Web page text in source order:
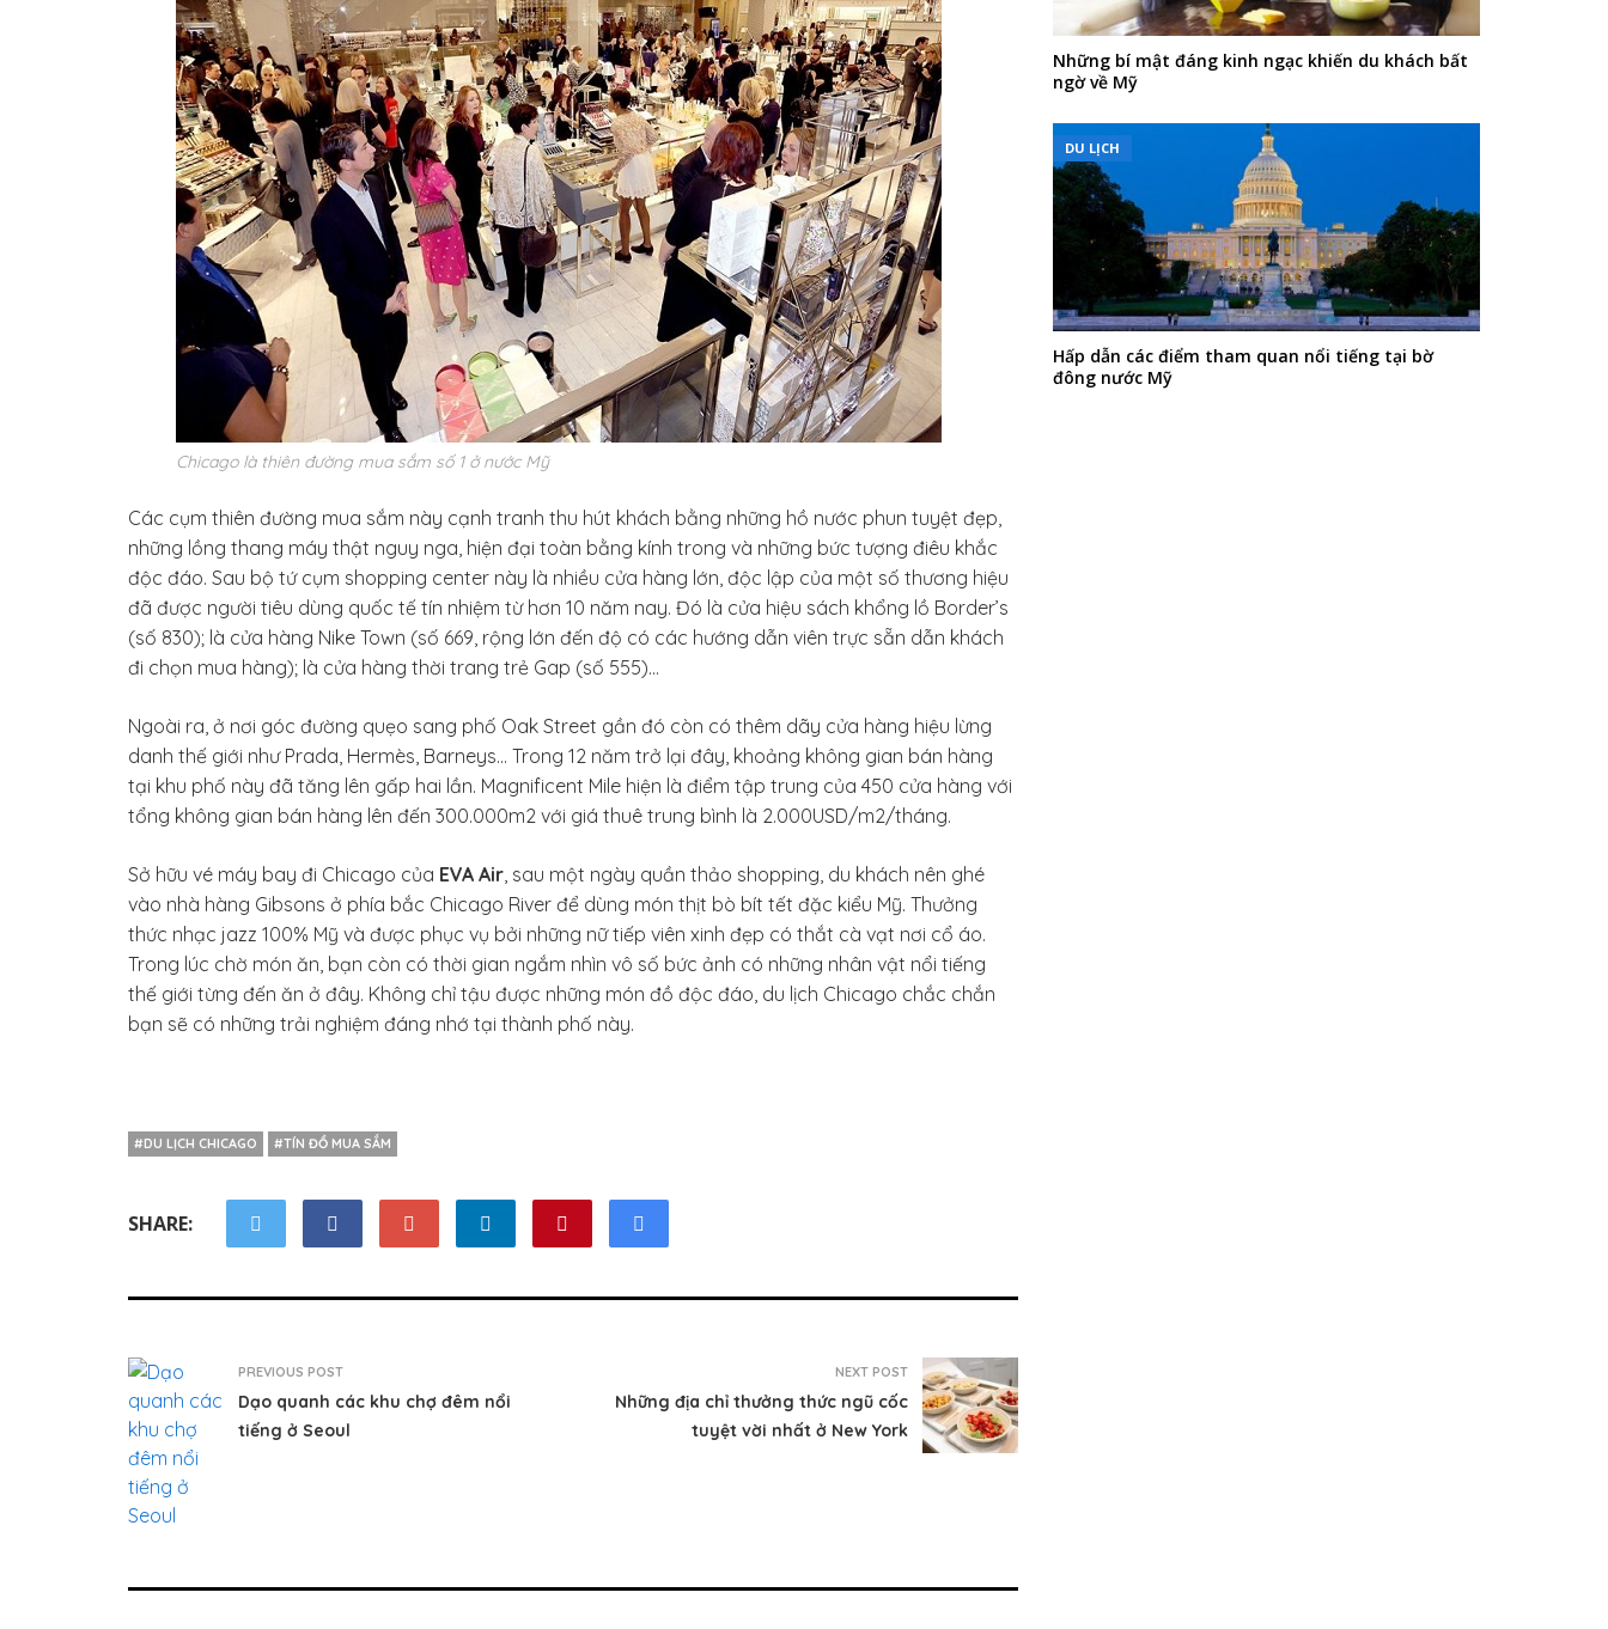
Chicago là thiên đường mua sắm số 1 ở nước Mỹ
Các cụm thiên đường mua sắm này cạnh tranh thu hút khách bằng những hồ nước phun tuyệt đẹp,
những lồng thang máy thật nguy nga, hiện đại toàn bằng kính trong và những bức tượng điêu khắc
độc đáo. Sau bộ tứ cụm shopping center này là nhiều cửa hàng lớn, độc lập của một số thương hiệu
đã được người tiêu dùng quốc tế tín nhiệm từ hơn 10 năm nay. Đó là cửa hiệu sách khổng lồ Border’s
(số 830); là cửa hàng Nike Town (số 669, rộng lớn đến độ có các hướng dẫn viên trực sẵn dẫn khách
đi chọn mua hàng); là cửa hàng thời trang trẻ Gap (số 555)…
Ngoài ra, ở nơi góc đường quẹo sang phố Oak Street gần đó còn có thêm dãy cửa hàng hiệu lừng
danh thế giới như Prada, Hermès, Barneys… Trong 12 năm trở lại đây, khoảng không gian bán hàng
tại khu phố này đã tăng lên gấp hai lần. Magnificent Mile hiện là điểm tập trung của 450 cửa hàng với
tổng không gian bán hàng lên đến 300.000m2 với giá thuê trung bình là 2.000USD/m2/tháng.
Sở hữu vé máy bay đi Chicago của EVA Air, sau một ngày quần thảo shopping, du khách nên ghé
vào nhà hàng Gibsons ở phía bắc Chicago River để dùng món thịt bò bít tết đặc kiểu Mỹ. Thưởng
thức nhạc jazz 100% Mỹ và được phục vụ bởi những nữ tiếp viên xinh đẹp có thắt cà vạt nơi cổ áo.
Trong lúc chờ món ăn, bạn còn có thời gian ngắm nhìn vô số bức ảnh có những nhân vật nổi tiếng
thế giới từng đến ăn ở đây. Không chỉ tậu được những món đồ độc đáo, du lịch Chicago chắc chắn
bạn sẽ có những trải nghiệm đáng nhớ tại thành phố này.
#DU LỊCH CHICAGO #TÍN ĐỒ MUA SẮM
SHARE:
PREVIOUS POST
Dạo quanh các khu chợ đêm nổi
tiếng ở Seoul
NEXT POST
Những địa chỉ thưởng thức ngũ cốc
tuyệt vời nhất ở New York
Những bí mật đáng kinh ngạc khiến du khách bất
ngờ về Mỹ
DU LỊCH
Hấp dẫn các điểm tham quan nổi tiếng tại bờ
đông nước Mỹ